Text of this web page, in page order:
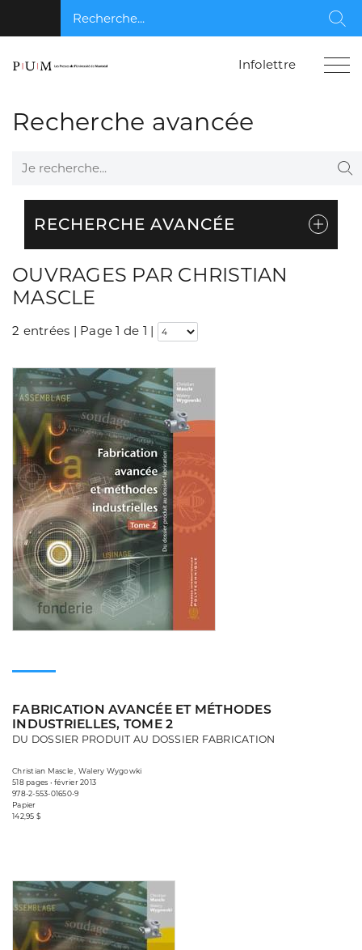
Recherche...
Infolettre
Recherche avancée
Je recherche...
RECHERCHE AVANCÉE
OUVRAGES PAR CHRISTIAN
MASCLE
2 entrées | Page 1 de 1 |
FABRICATION AVANCÉE ET MÉTHODES
INDUSTRIELLES, TOME 2
DU DOSSIER PRODUIT AU DOSSIER FABRICATION
Christian Mascle , Walery Wygowki
518 pages • février 2013
978-2-553-01650-9
Papier
142,95 $